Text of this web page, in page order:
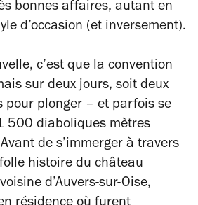
bonnes affaires, autant en
d’occasion (et inversement).
c’est que la convention
sur deux jours, soit deux
pour plonger – et parfois se
500 diaboliques mètres
de s’immerger à travers
histoire du château
d’Auvers-sur-Oise,